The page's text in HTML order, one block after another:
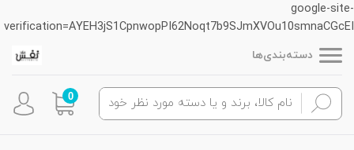
google-site-
verification=AYEH3jS1CpnwopPI62Noqt7b9SJmXVOu10smnaCGcEI
دسته‌بندی‌ها
0